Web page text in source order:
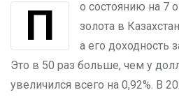
По состоянию на 7 октября, один грамм
золота в
а его доходность
Это в 50 раз больше, чем у
увеличился всего на 0,92%. В